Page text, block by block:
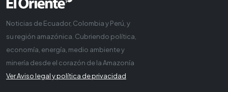
Noticias de Ecuador, Colombia y Perú, y
su región amazónica. Cubriendo política,
economía, energía, medio ambiente y
minería desde el corazón de la Amazonía
Ver Aviso legal y política de privacidad